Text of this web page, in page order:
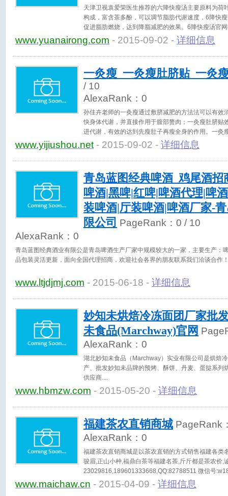
天津卫视袁爱荣医生推荐的六降快瘦汤主要原料为荷
构成，富含茶多酚，可以调节脂肪代谢速度，6降快
促进脂肪燃烧，达到降脂减肥的效果。6降快瘦汤官
www.yuanairong.com - 2015-09-02 - 详细信息
一灸瘦_一灸瘦肚脐贴_一灸
/ 10
AlexaRank： 0
孙佳卉老师的一灸瘦通过敷脐减肥的方法法可以有效
快身体代谢，并直接作用于腹部赘肉；一灸瘦肚脐贴
进代谢，有效的达到先瘦肚子再瘦全身的作用。一灸
www.yijiushou.net- 2015-09-02 - 详细信息
青岛蓝图经典啤酒_鸡尾酒招
啤酒|黑啤|红啤|啤酒代理|啤
装啤酒|厅装啤酒|啤酒厂家-
限公司 PageRank： 0 / 10
AlexaRank： 0
青岛蓝图经典酒业有限公是青岛啤酒生产厂家中规模较大的一家，主要生产：
品包装灵活更新，面向全国代理招商，欢迎社会各界的朋友联系我们洽谈合作
www.ltjdjmj.com - 2015-06-18 - 详细信息
妙知未烘焙冷冻面团厂家批
未食品(Marchway)官网
AlexaRank： 0
湖北妙知未食品（Marchway）实业有限公司是烘焙
产、批发妙知未品牌的预烤、酥饼、丹麦、蛋挞系列
供应商.
www.hbmzw.com - 2015-05-20 - 详细信息
福建茶农直销商城 PageRank
AlexaRank： 0
福建茶农直销商城是以茶农直销的方式销售福建各类
骏眉,正山小种,福鼎白茶等福建名茶,斤斤都是茶农价,
23029816,189601333668,QQ:82788511 微信号
都是骗子,谨防上当受骗
www.maichaw.cn - 2015-04-09 - 详细信息